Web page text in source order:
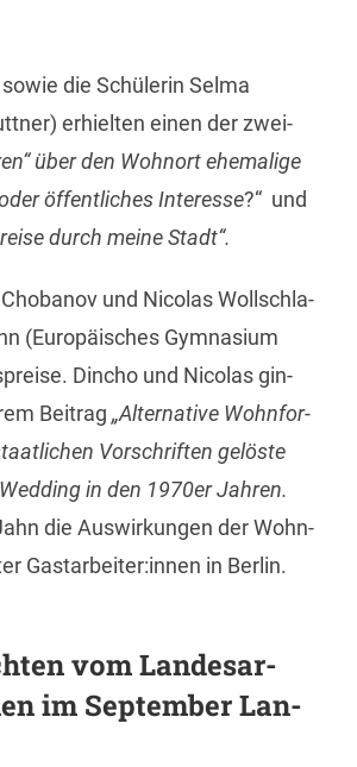
die Schü­le­rin Selma
er­hiel­ten einen der zwei­
über den Wohn­ort ehe­ma­li­ge
öf­fent­li­ches In­ter­es­se?“ und
durch meine Stadt“.
und Ni­co­las Woll­schla­
(Eu­ro­päi­sches Gym­na­si­um
Din­cho und Ni­co­las gin­
Bei­trag „Al­ter­na­ti­ve Wohn­for­
Vor­schrif­ten ge­lös­te
in den 1970er Jah­ren.
die Aus­wir­kun­gen der Wohn­
Gast­ar­bei­ter:innen in Ber­lin.
vom Lan­des­ar­
im Sep­tem­ber Lan­